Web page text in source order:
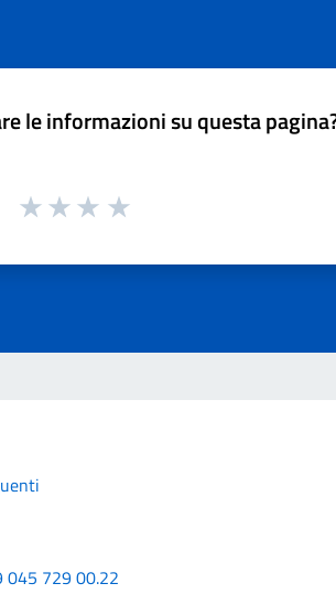
le informazioni su questa
045 729 00.22